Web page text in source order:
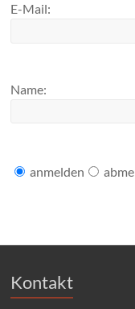
E-Mail:
Name:
anmelden
Kontakt